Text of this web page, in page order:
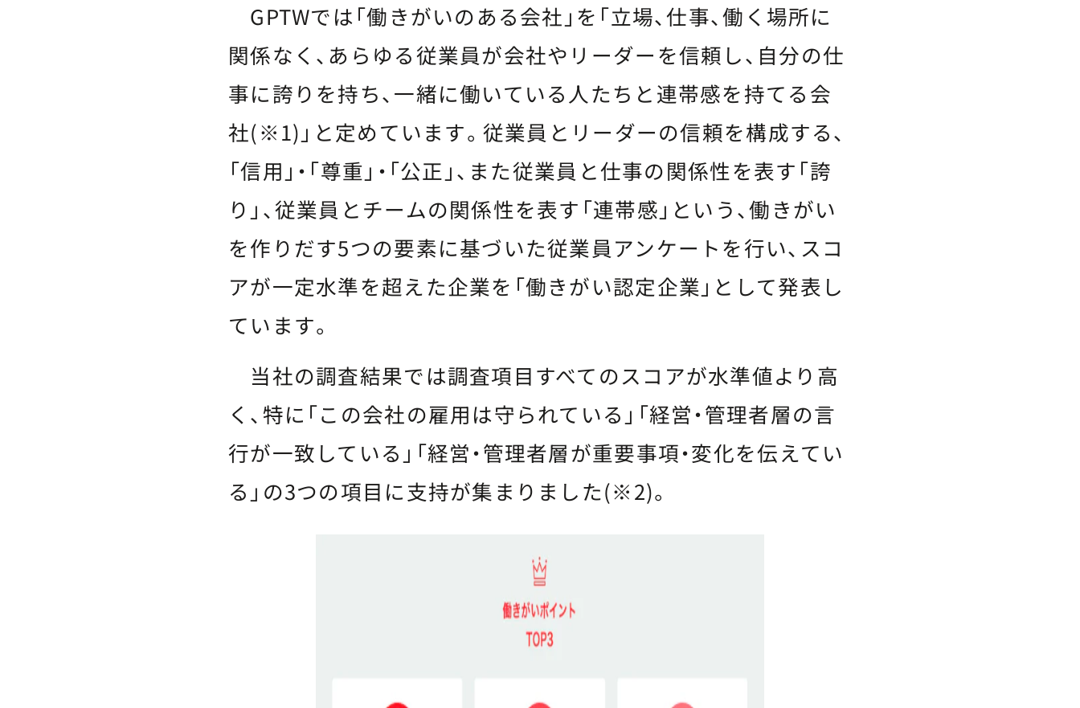
GPTWでは「働きがいのある会社」を「立場、仕事、働く場所に
関係なく、あらゆる従業員が会社やリーダーを信頼し、自分の仕
事に誇りを持ち、一緒に働いている人たちと連帯感を持てる会
社(※1)」と定めています。従業員とリーダーの信頼を構成する、
「信用」・「尊重」・「公正」、また従業員と仕事の関係性を表す「誇
り」、従業員とチームの関係性を表す「連帯感」という、働きがい
を作りだす5つの要素に基づいた従業員アンケートを行い、スコ
アが一定水準を超えた企業を「働きがい認定企業」として発表し
ています。
当社の調査結果では調査項目すべてのスコアが水準値より高
く、特に「この会社の雇用は守られている」「経営・管理者層の言
行が一致している」「経営・管理者層が重要事項・変化を伝えてい
る」の3つの項目に支持が集まりました(※2)。